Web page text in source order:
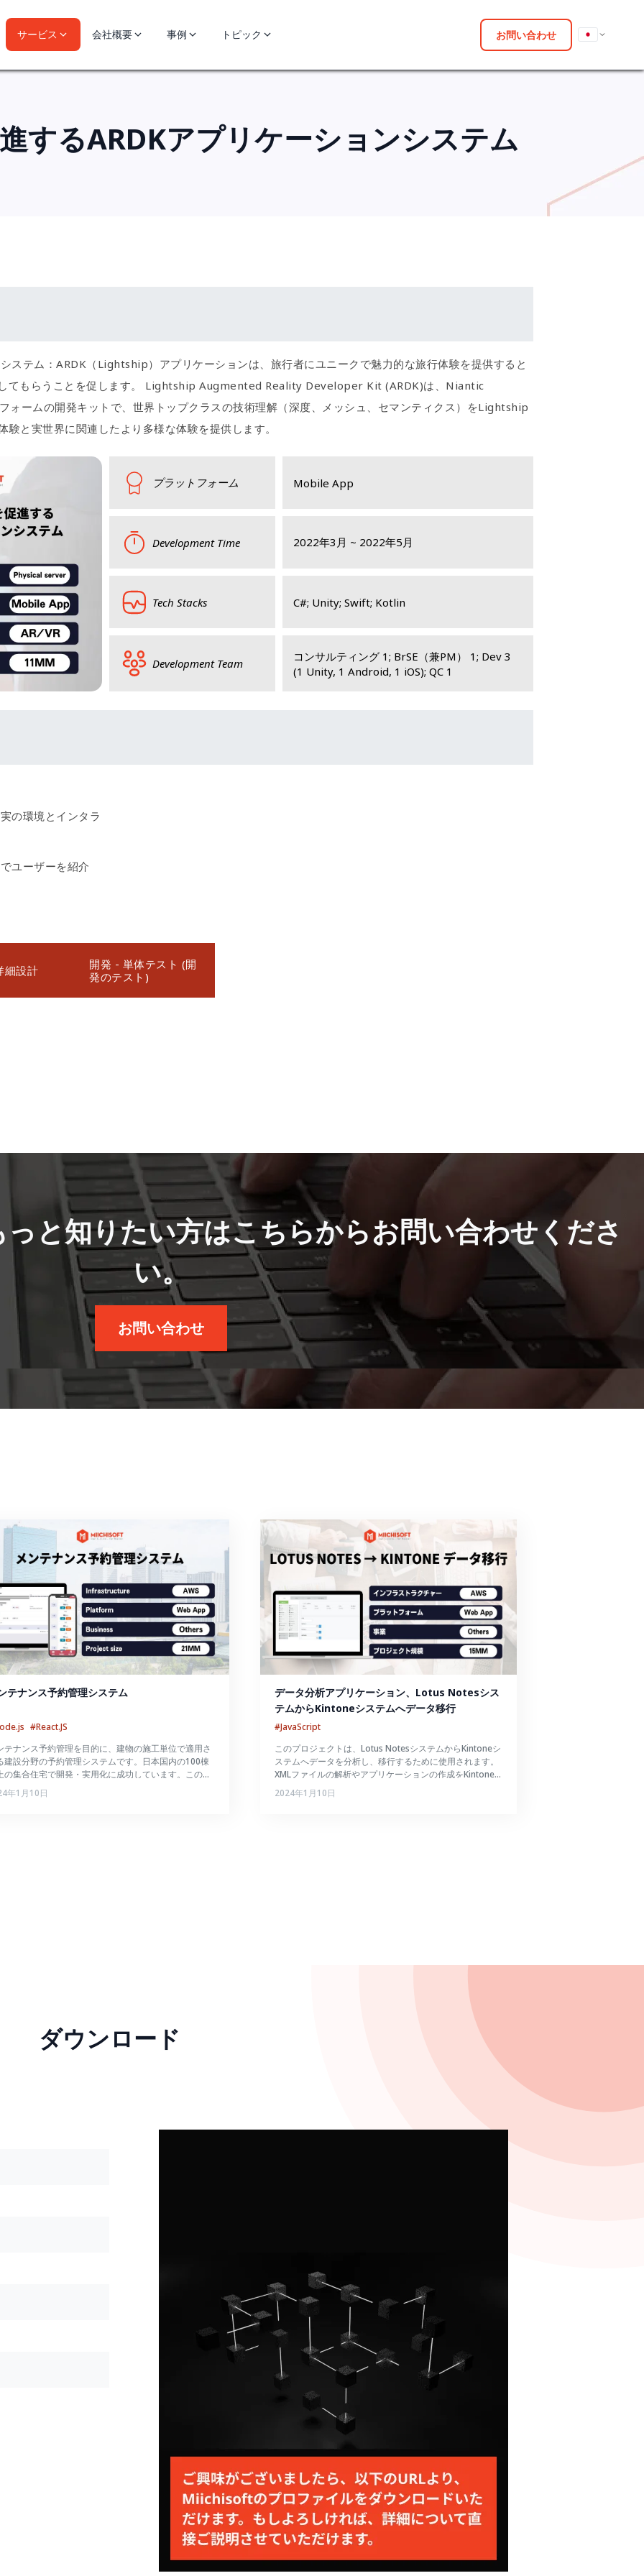
サービス 会社概要 事例 トピック お問い合わせ
するARDKアプリケーションシステム
ステム：ARDK（Lightship）アプリケーションは、旅行者にユニークで魅力的な旅行体験を提供すると
てもらうことを促します。 Lightship Augmented Reality Developer Kit (ARDK)は、Niantic
ームの開発キットで、世界トップクラスの技術理解（深度、メッシュ、セマンティクス）をLightship
と実世界に関連したより多様な体験を提供します。
プラットフォーム Mobile App
Development Time 2022年3月 ~ 2022年5月
Tech Stacks C#; Unity; Swift; Kotlin
Development Team
コンサルティング 1; BrSE（兼PM） 1; Dev 3
(1 Unity, 1 Android, 1 iOS); QC 1
の環境とインタラ
ユーザーを紹介
細設計
開発 - 単体テスト (開
発のテスト)
と知りたい方はこちらからお問い合わせくださ
い。
お問い合わせ
テナンス予約管理システム
#React.JS
テナンス予約管理を目的に、建物の施工単位で適用さ
建設分野の予約管理システムです。日本国内の100棟
の集合住宅で開発・実用化に成功しています。このシ
ムは、別々の機能クラスターを持つ4つのユーザーグ
プのためのものです。
年1月10日
データ分析アプリケーション、Lotus Notesシス
テムからKintoneシステムへデータ移行
#JavaScript
このプロジェクトは、Lotus NotesシステムからKintoneシ
ステムへデータを分析し、移行するために使用されます。
XMLファイルの解析やアプリケーションの作成をKintone
システム上で手作業で行う時間を短縮することができま
す。
2024年1月10日
ダウンロード